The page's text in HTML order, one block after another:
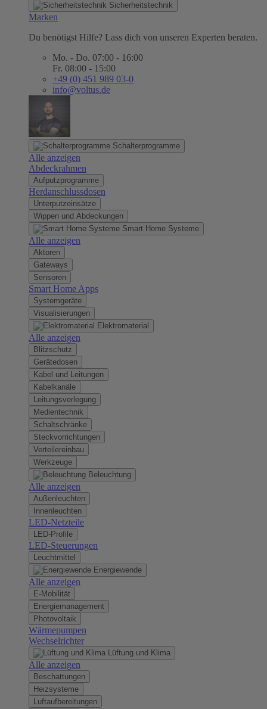
Sicherheitstechnik
Marken
Du benötigst Hilfe? Lass dich von unseren Experten beraten.
Mo. - Do. 07:00 - 16:00
Fr. 08:00 - 15:00
+49 (0) 451 989 03-0
info@voltus.de
Schalterprogramme
Alle anzeigen
Abdeckrahmen
Aufputzprogramme
Herdanschlussdosen
Unterputzeinsätze
Wippen und Abdeckungen
Smart Home Systeme
Alle anzeigen
Aktoren
Gateways
Sensoren
Smart Home Apps
Systemgeräte
Visualisierungen
Elektromaterial
Alle anzeigen
Blitzschutz
Gerätedosen
Kabel und Leitungen
Kabelkanäle
Leitungsverlegung
Medientechnik
Schaltschränke
Steckvorrichtungen
Verteilereinbau
Werkzeuge
Beleuchtung
Alle anzeigen
Außenleuchten
Innenleuchten
LED-Netzteile
LED-Profile
LED-Steuerungen
Leuchtmittel
Energiewende
Alle anzeigen
E-Mobilität
Energiemanagement
Photovoltaik
Wärmepumpen
Wechselrichter
Lüftung und Klima
Alle anzeigen
Beschattungen
Heizsysteme
Luftaufbereitungen